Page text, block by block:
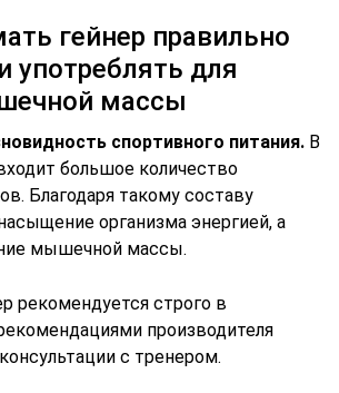
гейнер правильно
употреблять для
массы
спортивного питания. В
большое количество
Благодаря такому составу
организма энергией, а
мышечной массы.
рекомендуется строго в
производителя
с тренером.